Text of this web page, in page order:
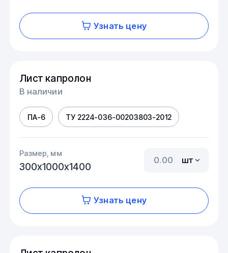
Узнать цену
Лист капролон
В наличии
ПА-6 ТУ 2224-036-00203803-2012
Размер, мм
300х1000х1400
шт
Узнать цену